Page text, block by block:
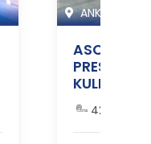
ANKARA
ASO 2.
PRESTİJLİ
SATILIK
BİNASI -
4255 m